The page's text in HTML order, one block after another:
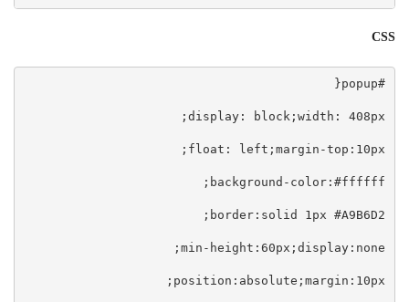
CSS
#popup{
display: block;width: 408px;
float: left;margin-top:10px;
background-color:#ffffff;
border:solid 1px #A9B6D2;
min-height:60px;display:none;
position:absolute;margin:10px;